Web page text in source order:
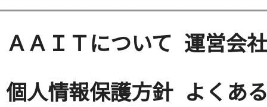
ＡＡＩＴについて 運営会社
個人情報保護方針 よくあ